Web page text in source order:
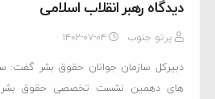
دیدگاه رهبر انقلاب اسلامی
پرتو جنوب ۱۴۰۲-۰۷-۰۴
دبیرکل سازمان جوانان حقوق بشر گفت:
های دهمین نشست تخصصی حقوق بشر